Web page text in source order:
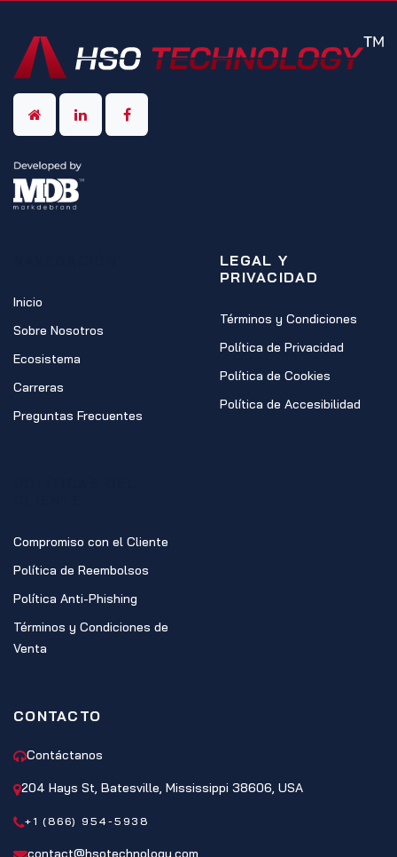
Inicio
Sobre Nosotros
Ecosistema
Carreras
Preguntas Frecuentes
LEGAL Y
PRIVACIDAD
Términos y Condiciones
Política de Privacidad
Política de Cookies
Política de Accesibilidad
Compromiso con el Cliente
Política de Reembolsos
Política Anti-Phishing
Términos y Condiciones de
Venta
CONTACTO
Contáctanos
204 Hays St, Batesville, Mississippi 38606, USA
+1 (866) 954-5938
contact@hsotechnology.com